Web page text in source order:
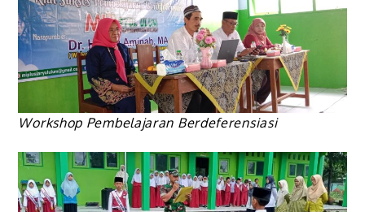
Workshop Pembelajaran Berdeferensiasi